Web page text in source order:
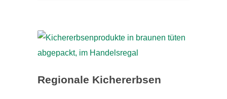
Regionale Kichererbsen